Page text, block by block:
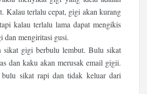
Kalau terlalu cepat, gigi akan kurang
kalau terlalu lama dapat mengikis
dan mengiritasi gusi.
sikat gigi berbulu lembut. Bulu sikat
dan kaku akan merusak email gigii.
bulu sikat rapi dan tidak keluar dari